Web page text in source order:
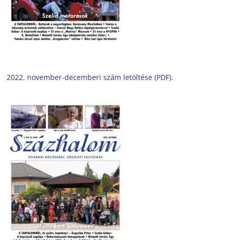
2022. november-decemberi szám letöltése (PDF).